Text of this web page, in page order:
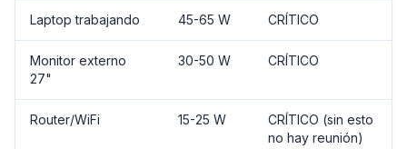
Laptop trabajando 45-65 W CRÍTICO
Monitor externo
27"
30-50 W CRÍTICO
Router/WiFi 15-25 W
CRÍTICO (sin esto
no hay reunión)